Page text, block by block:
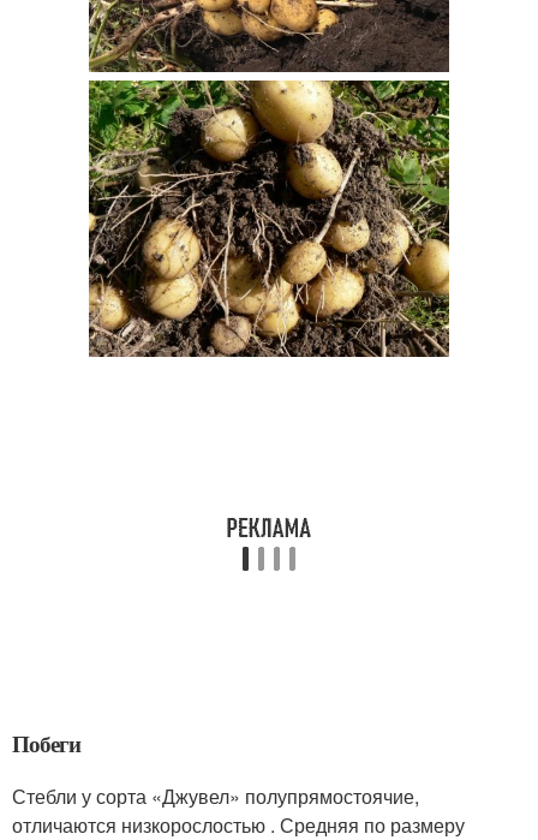
Побеги
Стебли у сорта «Джувел» полупрямостоячие,
отличаются низкорослостью . Средняя по размеру